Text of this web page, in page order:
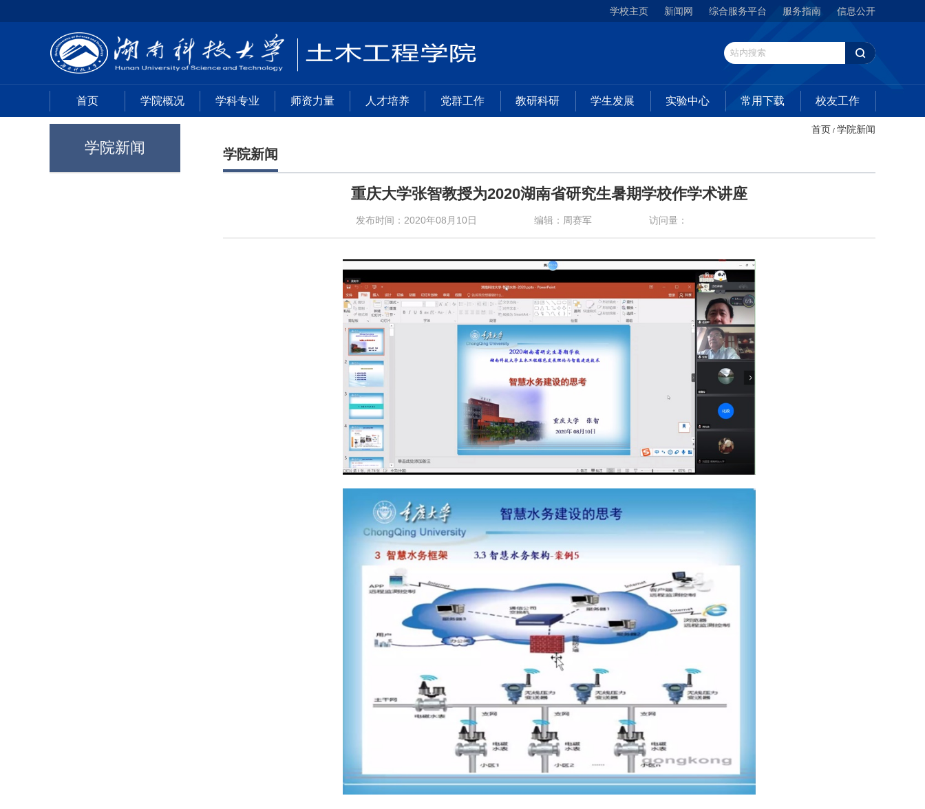
学校主页 新闻网 综合服务平台 服务指南 信息公开
首页 学院概况 学科专业 师资力量 人才培养 党群工作 教研科研 学生发展 实验中心 常用下载 校友工作
学院新闻
首页 / 学院新闻
学院新闻
重庆大学张智教授为2020湖南省研究生暑期学校作学术讲座
发布时间：2020年08月10日 编辑：周赛军 访问量：